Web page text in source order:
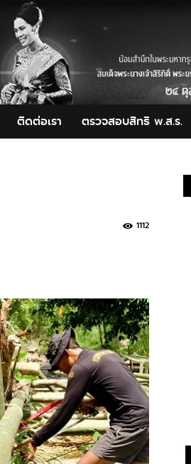
ติดต่อเรา ตรวจสอบสิทธิ พ.ส.ร.
1112